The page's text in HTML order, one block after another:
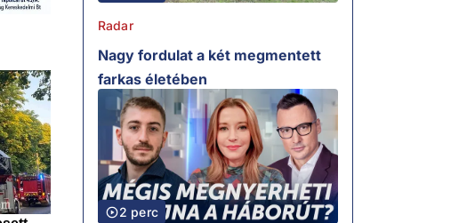
Radar
Nagy fordulat a két megmentett
farkas életében
2 perc